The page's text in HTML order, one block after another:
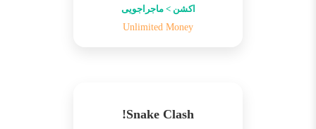
اکشن > ماجراجویی
Unlimited Money
Snake Clash!